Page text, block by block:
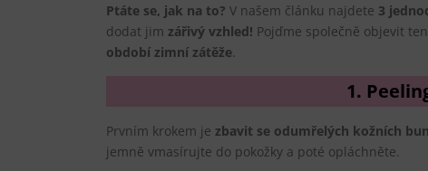
Ptáte se, jak na to? V našem článku najdete 3
dodat jim zářivý vzhled! Pojďme společně objevit ten
období zimní zátěže.
1.
Prvním krokem je zbavit se odumřelých kožních
jemně vmasírujte do pokožky a poté opláchněte.